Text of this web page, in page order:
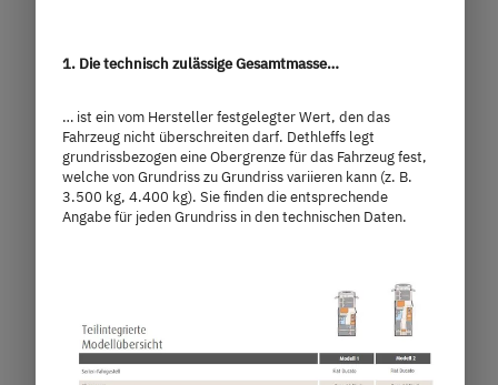
22.690,– €
Preis ab
4 Personen
Schlafplätze
7,25 m
Länge
1.360 kg
Technisch zulässige Gesamtmasse
1. Die technisch zulässige Gesamtmasse…
… ist ein vom Hersteller festgelegter Wert, den das
Fahrzeug nicht überschreiten darf. Dethleffs legt
grundrissbezogen eine Obergrenze für das Fahrzeug fest,
welche von Grundriss zu Grundriss variieren kann (z. B.
3.500 kg, 4.400 kg). Sie finden die entsprechende
Angabe für jeden Grundriss in den technischen Daten.